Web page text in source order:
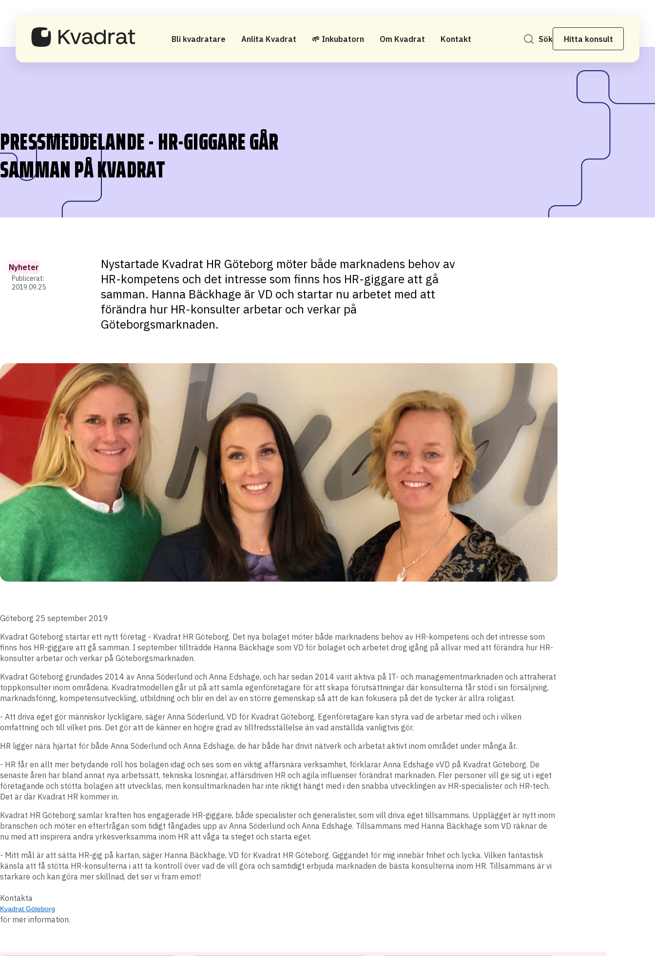
Bli kvadratare Anlita Kvadrat 🌱 Inkubatorn Om Kvadrat Kontakt Sök Hitta konsult
PRESSMEDDELANDE - HR-GIGGARE GÅR
SAMMAN PÅ KVADRAT
Nyheter
Publicerat:
2019.09.25
Nystartade Kvadrat HR Göteborg möter både marknadens behov av
HR-kompetens och det intresse som finns hos HR-giggare att gå
samman. Hanna Bäckhage är VD och startar nu arbetet med att
förändra hur HR-konsulter arbetar och verkar på
Göteborgsmarknaden.
Göteborg 25 september 2019
Kvadrat Göteborg startar ett nytt företag - Kvadrat HR Göteborg. Det nya bolaget möter både marknadens behov av HR-kompetens och det intresse som
finns hos HR-giggare att gå samman. I september tillträdde Hanna Bäckhage som VD för bolaget och arbetet drog igång på allvar med att förändra hur HR-
konsulter arbetar och verkar på Göteborgsmarknaden.
Kvadrat Göteborg grundades 2014 av Anna Söderlund och Anna Edshage, och har sedan 2014 varit aktiva på IT- och managementmarknaden och attraherat
toppkonsulter inom områdena. Kvadratmodellen går ut på att samla egenföretagare för att skapa förutsättningar där konsulterna får stöd i sin försäljning,
marknadsföring, kompetensutveckling, utbildning och blir en del av en större gemenskap så att de kan fokusera på det de tycker är allra roligast.
- Att driva eget gör människor lyckligare, säger Anna Söderlund, VD för Kvadrat Göteborg. Egenföretagare kan styra vad de arbetar med och i vilken
omfattning och till vilket pris. Det gör att de känner en högre grad av tillfredsställelse än vad anställda vanligtvis gör.
HR ligger nära hjärtat för både Anna Söderlund och Anna Edshage, de har både har drivit nätverk och arbetat aktivt inom området under många år.
- HR får en allt mer betydande roll hos bolagen idag och ses som en viktig affärsnära verksamhet, förklarar Anna Edshage vVD på Kvadrat Göteborg. De
senaste åren har bland annat nya arbetssätt, tekniska lösningar, affärsdriven HR och agila influenser förändrat marknaden. Fler personer vill ge sig ut i eget
företagande och stötta bolagen att utvecklas, men konsultmarknaden har inte riktigt hängt med i den snabba utvecklingen av HR-specialister och HR-tech.
Det är där Kvadrat HR kommer in.
Kvadrat HR Göteborg samlar kraften hos engagerade HR-giggare, både specialister och generalister, som vill driva eget tillsammans. Upplägget är nytt inom
branschen och möter en efterfrågan som tidigt fångades upp av Anna Söderlund och Anna Edshage. Tillsammans med Hanna Bäckhage som VD räknar de
nu med att inspirera andra yrkesverksamma inom HR att våga ta steget och starta eget.
- Mitt mål är att sätta HR-gig på kartan, säger Hanna Bäckhage, VD för Kvadrat HR Göteborg. Giggandet för mig innebär frihet och lycka. Vilken fantastisk
känsla att få stötta HR-konsulterna i att ta kontroll över vad de vill göra och samtidigt erbjuda marknaden de bästa konsulterna inom HR. Tillsammans är vi
starkare och kan göra mer skillnad, det ser vi fram emot!
Kontakta
Kvadrat Göteborg
för mer information.